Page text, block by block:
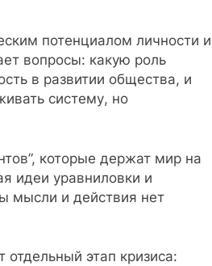
потенциалом личности и
вопросы: какую роль
в развитии общества, и
систему, но
которые держат мир на
идеи уравниловки и
мысли и действия нет
этап кризиса: